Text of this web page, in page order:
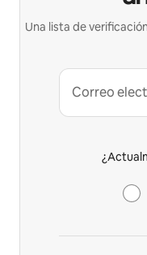
Una lista de
Correo